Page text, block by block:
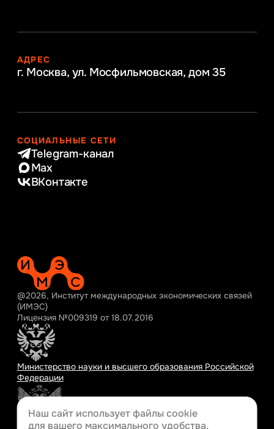
АДРЕС
г. Москва, ул. Мосфильмовская, дом 35
СОЦИАЛЬНЫЕ СЕТИ
Telegram-канал
Max
ВКонтакте
@2026, Институт международных экономических связей
(ИМЭС)
Лицензия №009319 от 18.07.2016
Министерство науки и высшего образования Российской
Федерации
Министерство просвещения Российской Федерации
Наш сайт использует файлы cookie
для вашего максимального удобства.